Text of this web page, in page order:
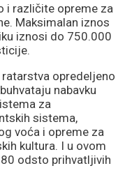
i različite opreme za
Maksimalan iznos
iznosi do 750.000
opredeljeno
nabavku
za
sistema,
voća i opreme za
kultura. I u ovom
odsto prihvatljivih